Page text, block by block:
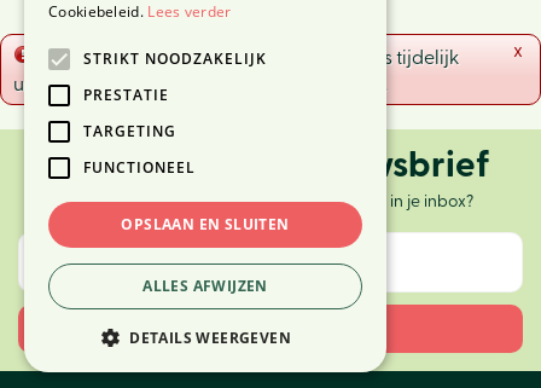
t
n
x
Fout! De opgevraagde productpagina is tijdelijk
uitgeschakeld. Ga terug naar het
Ontvang onze nieuwsbrief
Elke twee weken nieuws, tips en inspiratie in je inbox?
Cookiebeleid. Lees verder
STRIKT NOODZAKELIJK
PRESTATIE
TARGETING
FUNCTIONEEL
OPSLAAN EN SLUITEN
ALLES AFWIJZEN
DETAILS WEERGEVEN